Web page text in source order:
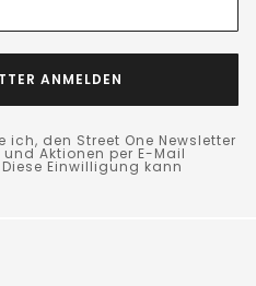
ANMELDEN
den Street One Newsletter
Aktionen per E-Mail
Einwilligung kann